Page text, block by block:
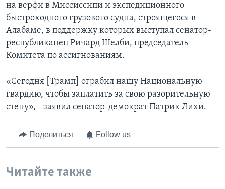
на верфи в Миссиссипи и экспедиционного
быстроходного грузового судна, строящегося в
Алабаме, в поддержку которых выступал сенатор-
республиканец Ричард Шелби, председатель
Комитета по ассигнованиям.
«Сегодня [Трамп] ограбил нашу Национальную
гвардию, чтобы заплатить за свою разорительную
стену», - заявил сенатор-демократ Патрик Лихи.
Поделиться Follow us
Читайте также